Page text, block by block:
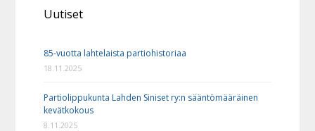
Uutiset
85-vuotta lahtelaista partiohistoriaa
18.11.2025
Partiolippukunta Lahden Siniset ry:n sääntömääräinen
kevätkokous
8.11.2025